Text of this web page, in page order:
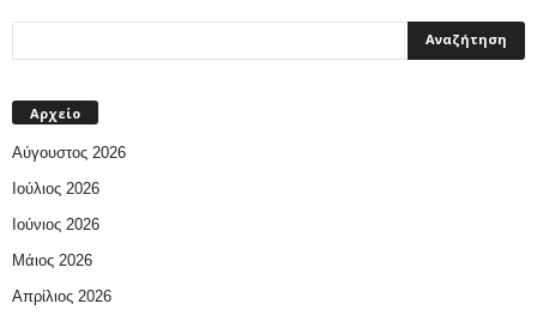
Αρχείο
Αύγουστος 2026
Ιούλιος 2026
Ιούνιος 2026
Μάιος 2026
Απρίλιος 2026